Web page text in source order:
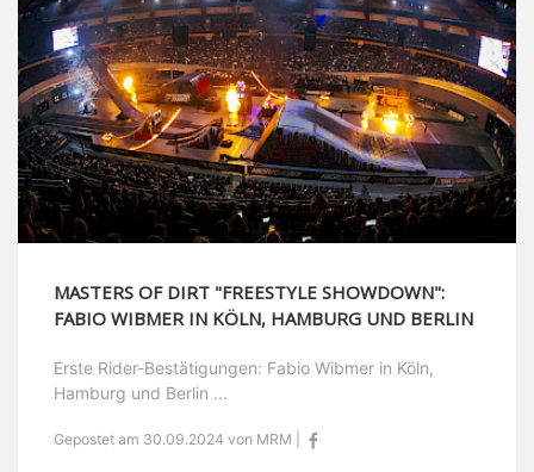
MASTERS OF DIRT "FREESTYLE SHOWDOWN":
FABIO WIBMER IN KÖLN, HAMBURG UND BERLIN
Erste Rider-Bestätigungen: Fabio Wibmer in Köln,
Hamburg und Berlin ...
Gepostet am 30.09.2024 von MRM |